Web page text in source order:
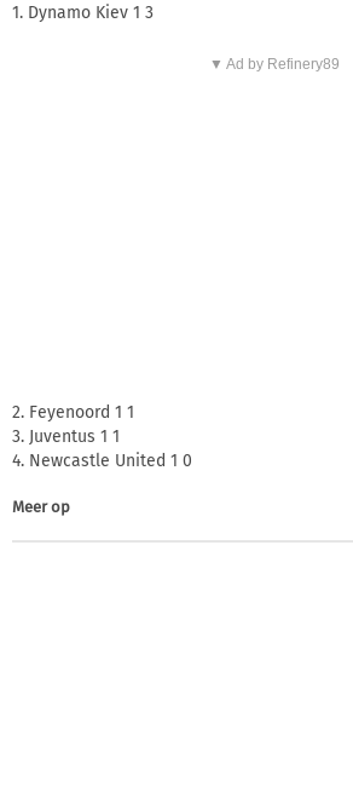
1. Dynamo Kiev 1 3
▼ Ad by Refinery89
2. Feyenoord 1 1
3. Juventus 1 1
4. Newcastle United 1 0
Meer op